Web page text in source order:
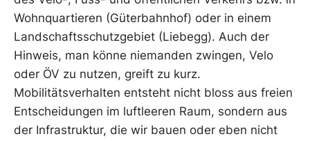
Wohnquartieren (Güterbahnhof) oder in einem
Landschaftsschutzgebiet (Liebegg). Auch der
Hinweis, man könne niemanden zwingen, Velo
oder ÖV zu nutzen, greift zu kurz.
Mobilitätsverhalten entsteht nicht bloss aus freien
Entscheidungen im luftleeren Raum, sondern aus
der Infrastruktur, die wir bauen oder eben nicht